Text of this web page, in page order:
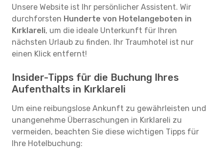
Unsere Website ist Ihr persönlicher Assistent. Wir
durchforsten Hunderte von Hotelangeboten in
Kırklareli, um die ideale Unterkunft für Ihren
nächsten Urlaub zu finden. Ihr Traumhotel ist nur
einen Klick entfernt!
Insider-Tipps für die Buchung Ihres
Aufenthalts in Kırklareli
Um eine reibungslose Ankunft zu gewährleisten und
unangenehme Überraschungen in Kırklareli zu
vermeiden, beachten Sie diese wichtigen Tipps für
Ihre Hotelbuchung: